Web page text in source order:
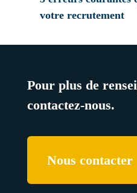
votre recrutement
Pour plus de
contactez-nous.
Nous contacter